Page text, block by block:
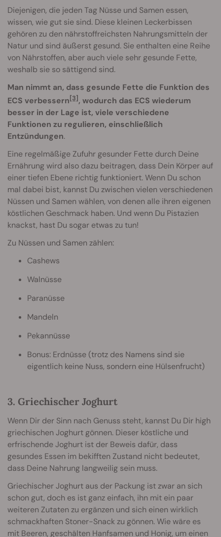
Diejenigen, die jeden Tag Nüsse und Samen essen,
wissen, wie gut sie sind. Diese kleinen Leckerbissen
gehören zu den nährstoffreichsten Nahrungsmitteln der
Natur und sind äußerst gesund. Sie enthalten eine Reihe
von Nährstoffen, aber auch viele sehr gesunde Fette,
weshalb sie so sättigend sind.
Man nimmt an, dass gesunde Fette die Funktion des
ECS verbessern[3], wodurch das ECS wiederum
besser in der Lage ist, viele verschiedene
Funktionen zu regulieren, einschließlich
Entzündungen.
Eine regelmäßige Zufuhr gesunder Fette durch Deine
Ernährung wird also dazu beitragen, dass Dein Körper auf
einer tiefen Ebene richtig funktioniert. Wenn Du schon
mal dabei bist, kannst Du zwischen vielen verschiedenen
Nüssen und Samen wählen, von denen alle ihren eigenen
köstlichen Geschmack haben. Und wenn Du Pistazien
knackst, hast Du sogar etwas zu tun!
Zu Nüssen und Samen zählen:
Cashews
Walnüsse
Paranüsse
Mandeln
Pekannüsse
Bonus: Erdnüsse (trotz des Namens sind sie
eigentlich keine Nuss, sondern eine Hülsenfrucht)
3. Griechischer Joghurt
Wenn Dir der Sinn nach Genuss steht, kannst Du Dir high
griechischen Joghurt gönnen. Dieser köstliche und
erfrischende Joghurt ist der Beweis dafür, dass
gesundes Essen im bekifften Zustand nicht bedeutet,
dass Deine Nahrung langweilig sein muss.
Griechischer Joghurt aus der Packung ist zwar an sich
schon gut, doch es ist ganz einfach, ihn mit ein paar
weiteren Zutaten zu ergänzen und sich einen wirklich
schmackhaften Stoner-Snack zu gönnen. Wie wäre es
mit Beeren, geschälten Hanfsamen und Honig, um einen